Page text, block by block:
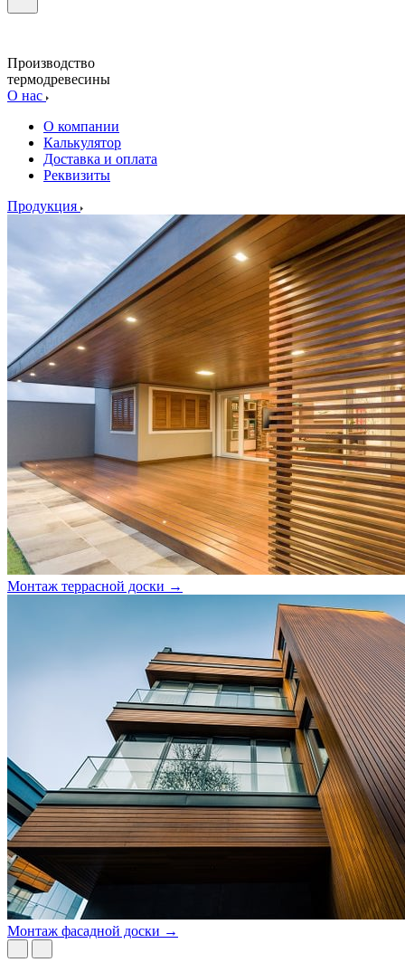
Производство
термодревесины
О нас
О компании
Калькулятор
Доставка и оплата
Реквизиты
Продукция
Монтаж террасной доски →
Монтаж фасадной доски →